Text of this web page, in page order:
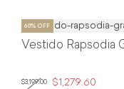
Vestido Rapsodia
$3,199.00 $1,279.60